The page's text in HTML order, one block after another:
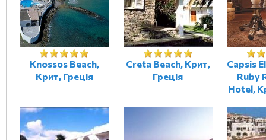
Knossos Beach,
Крит, Греція
Creta Beach, Крит,
Греція
Capsis
Ruby
Hotel,